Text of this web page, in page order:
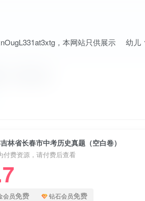
，本网站只供展示 幼儿
空白卷）
林省长春市中考历史真题（空白卷）
付费资源，请付费后查看
会员免费 钻石会员免费